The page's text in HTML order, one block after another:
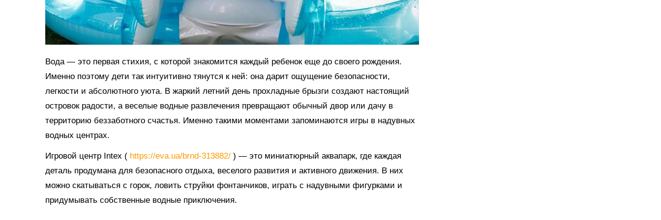
Вода — это первая стихия, с которой знакомится каждый ребенок еще до своего рождения.
Именно поэтому дети так интуитивно тянутся к ней: она дарит ощущение безопасности,
легкости и абсолютного уюта. В жаркий летний день прохладные брызги создают настоящий
островок радости, а веселые водные развлечения превращают обычный двор или дачу в
территорию беззаботного счастья. Именно такими моментами запоминаются игры в надувных
водных центрах.
Игровой центр Intex ( https://eva.ua/brnd-313882/ ) — это миниатюрный аквапарк, где каждая
деталь продумана для безопасного отдыха, веселого развития и активного движения. В них
можно скатываться с горок, ловить струйки фонтанчиков, играть с надувными фигурками и
придумывать собственные водные приключения.